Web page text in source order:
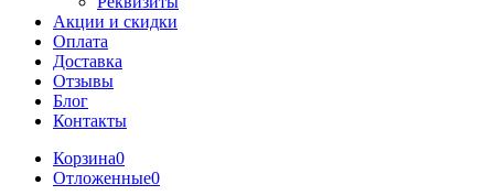
Акции и скидки
Оплата
Доставка
Отзывы
Блог
Контакты
Корзина0
Отложенные0